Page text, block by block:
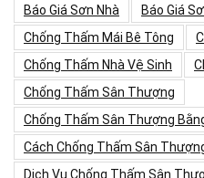
Báo Giá Sơn Nhà
Báo Giá
Chống Thấm Mái Bê Tông
Chống Thấm Nhà Vệ Sinh
Chống Thấm Sân Thượng
Chống Thấm Sân Thượng
Cách Chống Thấm Sân
Dịch Vụ Chống Thấm Sân